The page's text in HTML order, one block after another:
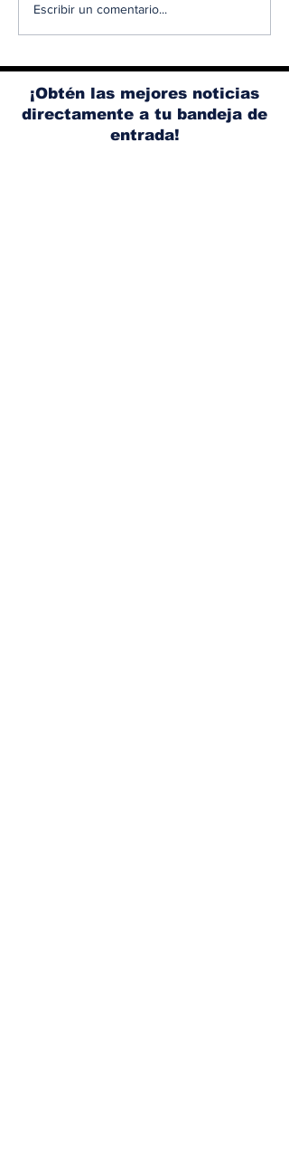
Albaisa deja la
Weaver tomará su
lugar
Escribir un comentario...
¡Obtén las mejores noticias
directamente a tu bandeja de
entrada!